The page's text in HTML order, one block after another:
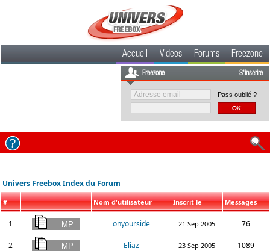
Accueil Videos Forums Freezone
Freezone S'inscrire
Pass oublié ?
Univers Freebox Index du Forum
# Nom d'utilisateur Inscrit le Messages
1 onyourside 21 Sep 2005 76
2 Eliaz 23 Sep 2005 1089